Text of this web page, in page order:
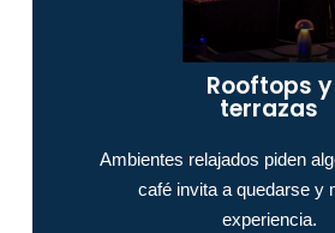
Rooftops y
terrazas
Ambientes relajados piden
café invita a quedarse y
experiencia.